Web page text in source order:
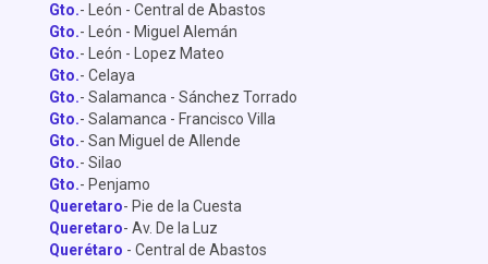
Gto.- León - Central de Abastos
Gto.- León - Miguel Alemán
Gto.- León - Lopez Mateo
Gto.- Celaya
Gto.- Salamanca - Sánchez Torrado
Gto.- Salamanca - Francisco Villa
Gto.- San Miguel de Allende
Gto.- Silao
Gto.- Penjamo
Queretaro- Pie de la Cuesta
Queretaro- Av. De la Luz
Querétaro - Central de Abastos